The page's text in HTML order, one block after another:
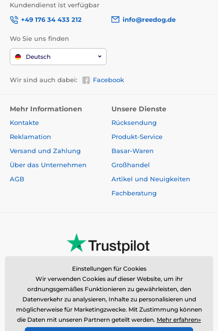
Kundendienst ist verfügbar
+49 176 34 433 212
info@reedog.de
Wo Sie uns finden
Deutsch
Wir sind auch dabei: Facebook
Mehr Informationen
Kontakte
Reklamation
Versand und Zahlung
Über das Unternehmen
AGB
Unsere Dienste
Rücksendung
Produkt-Service
Basar-Waren
Großhandel
Artikel und Neuigkeiten
Fachberatung
Einstellungen für Cookies
Wir verwenden Cookies auf dieser Website, um ihr
ordnungsgemäßes Funktionieren zu gewährleisten, den
Datenverkehr zu analysieren, Inhalte zu personalisieren und
möglicherweise für Marketingzwecke. Mit Zustimmung können
die Daten mit unseren Partnern geteilt werden. Mehr erfahren»